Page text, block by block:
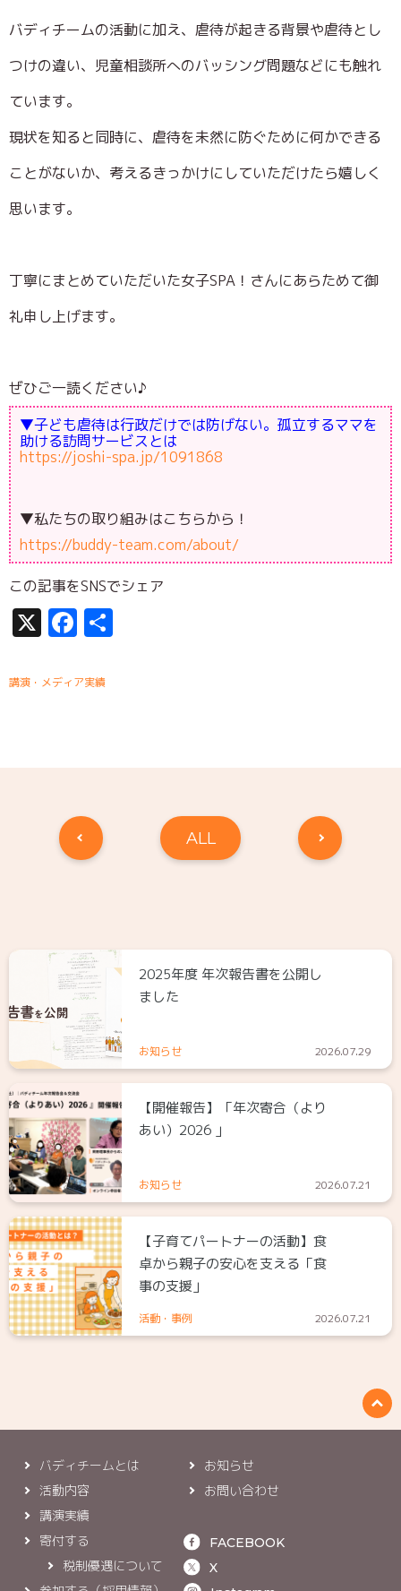
バディチームの活動に加え、虐待が起きる背景や虐待とし
つけの違い、児童相談所へのバッシング問題などにも触れ
ています。
現状を知ると同時に、虐待を未然に防ぐために何かできる
ことがないか、考えるきっかけにしていただけたら嬉しく
思います。
丁寧にまとめていただいた女子SPA！さんにあらためて御
礼申し上げます。
ぜひご一読ください♪
▼子ども虐待は行政だけでは防げない。孤立するママを
助ける訪問サービスとは
https://joshi-spa.jp/1091868
▼私たちの取り組みはこちらから！
https://buddy-team.com/about/
この記事をSNSでシェア
X Facebook
講演・メディア実績
ALL
2025年度 年次報告書を公開し
ました
お知らせ 2026.07.29
【開催報告】「年次寄合（より
あい）2026 」
お知らせ 2026.07.21
【子育てパートナーの活動】食
卓から親子の安心を支える「食
事の支援」
活動・事例 2026.07.21
バディチームとは
活動内容
講演実績
寄付する
税制優遇について
お知らせ
お問い合わせ
FACEBOOK
X